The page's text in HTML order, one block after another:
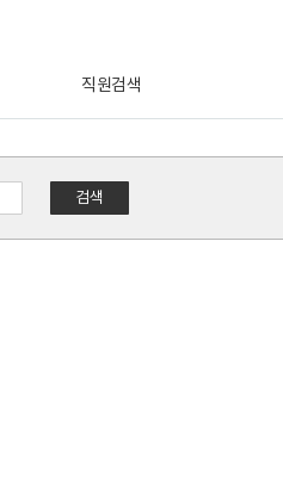
직원검색
검색